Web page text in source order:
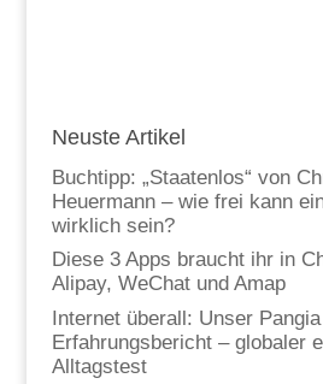
Neuste Artikel
Buchtipp: „Staatenlos“ von
Heuermann – wie frei kann
wirklich sein?
Diese 3 Apps braucht ihr in
Alipay, WeChat und Amap
Internet überall: Unser
Erfahrungsbericht – globaler
Alltagstest